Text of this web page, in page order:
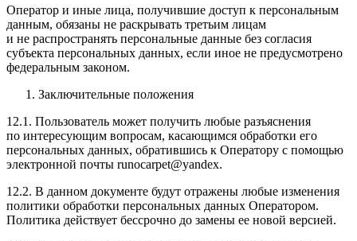
Оператор и иные лица, получившие доступ к персональным
данным, обязаны не раскрывать третьим лицам
и не распространять персональные данные без согласия
субъекта персональных данных, если иное не предусмотрено
федеральным законом.
Заключительные положения
12.1. Пользователь может получить любые разъяснения
по интересующим вопросам, касающимся обработки его
персональных данных, обратившись к Оператору с помощью
электронной почты runocarpet@yandex.
12.2. В данном документе будут отражены любые изменения
политики обработки персональных данных Оператором.
Политика действует бессрочно до замены ее новой версией.